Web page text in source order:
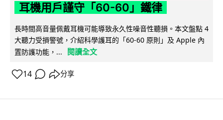
耳機用戶謹守「60-60」鐵律
長時間高音量佩戴耳機可能導致永久性噪音性聽損。本文盤點 4
大聽力受損警號，介紹科學護耳的「60-60 原則」及 Apple 內
置防護功能，...
閱讀全文
14 分享